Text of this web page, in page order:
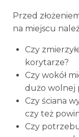
Przed
na miejscu
Czy
korytarze?
Czy wokół
dużo wolnej
Czy ściana
czy też
Czy